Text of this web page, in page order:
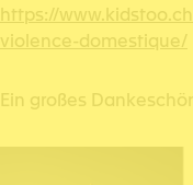
https://
violence-domestique/
Ein großes